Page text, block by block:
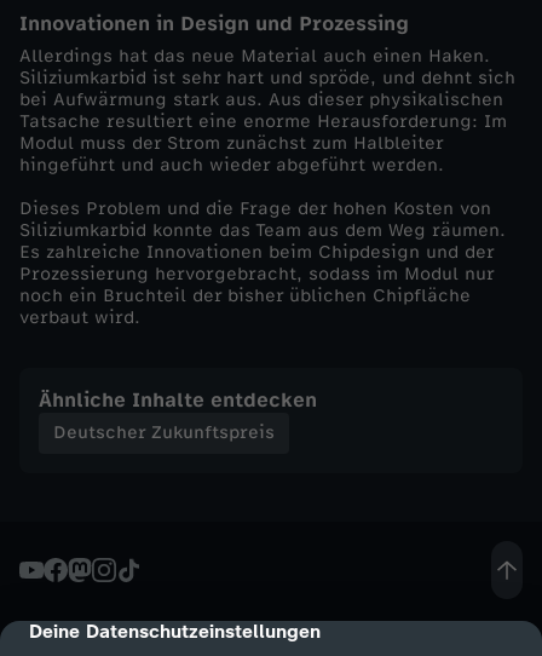
cmp-dialog-description
Deine Datenschutzeinstellungen
e
r
g
i
e
w
n
e
Innovationen in Design und Prozessing
Allerdings hat das neue Material auch einen Haken.
Siliziumkarbid ist sehr hart und spröde, und dehnt sich
bei Aufwärmung stark aus. Aus dieser physikalischen
Tatsache resultiert eine enorme Herausforderung: Im
Modul muss der Strom zunächst zum Halbleiter
hingeführt und auch wieder abgeführt werden.
Dieses Problem und die Frage der hohen Kosten von
Siliziumkarbid konnte das Team aus dem Weg räumen.
Es zahlreiche Innovationen beim Chipdesign und der
Prozessierung hervorgebracht, sodass im Modul nur
noch ein Bruchteil der bisher üblichen Chipfläche
verbaut wird.
Ähnliche Inhalte entdecken
Deutscher Zukunftspreis